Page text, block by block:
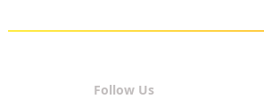
Follow Us